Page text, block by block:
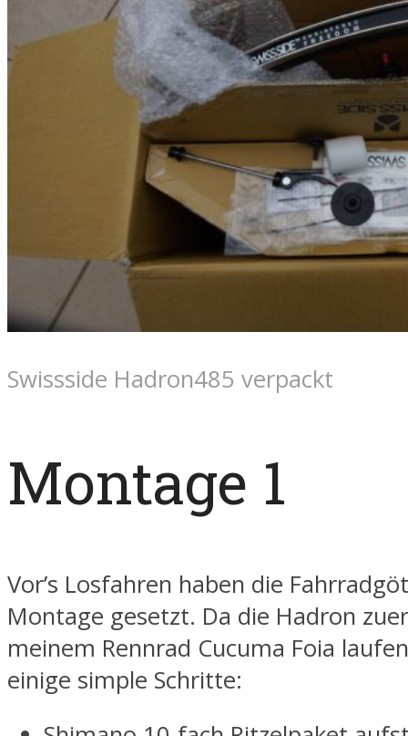
Swissside Hadron485 verpackt
Montage 1
Vor’s Losfahren haben die
Montage gesetzt. Da die Hadron
meinem Rennrad Cucuma Foia
einige simple Schritte: